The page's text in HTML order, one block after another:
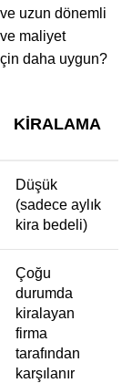
uzun dönemli
maliyet
daha uygun?
KIRALAMA
Düşük
(sadece aylık
kira bedeli)
Çoğu
durumda
kiralayan
firma
tarafından
karşılanır